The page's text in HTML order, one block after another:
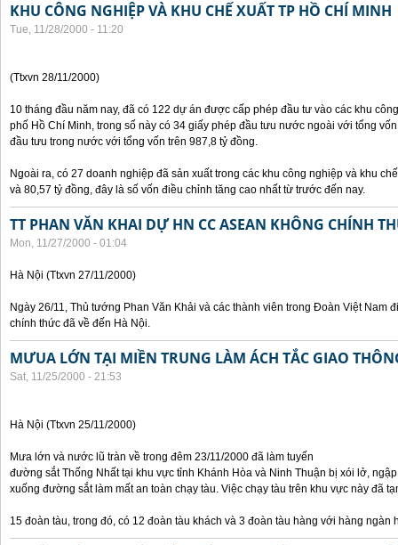
KHU CÔNG NGHIỆP VÀ KHU CHẾ XUẤT TP HỒ CHÍ MINH
Tue, 11/28/2000 - 11:20
(Ttxvn 28/11/2000)
10 tháng đầu năm nay, đã có 122 dự án được cấp phép đầu tư vào các khu
phố Hồ Chí Minh, trong số này có 34 giấy phép đầu tưu nước ngoài với tổng
đầu tưu trong nước với tổng vốn trên 987,8 tỷ đồng.
Ngoài ra, có 27 doanh nghiệp đã sản xuất trong các khu công nghiệp và khu
và 80,57 tỷ đồng, đây là số vốn điều chỉnh tăng cao nhất từ trước đến nay.
TT PHAN VĂN KHAI DỰ HN CC ASEAN KHÔNG CHÍNH
Mon, 11/27/2000 - 01:04
Hà Nội (Ttxvn 27/11/2000)
Ngày 26/11, Thủ tướng Phan Văn Khải và các thành viên trong Đoàn Việt Nam
chính thức đã về đến Hà Nội.
MƯUA LỚN TẠI MIỀN TRUNG LÀM ÁCH TẮC GIAO
Sat, 11/25/2000 - 21:53
Hà Nội (Ttxvn 25/11/2000)
Mưa lớn và nước lũ tràn về trong đêm 23/11/2000 đã làm tuyến
đường sắt Thống Nhất tại khu vực tỉnh Khánh Hòa và Ninh Thuận bị xói lở,
xuống đường sắt làm mất an toàn chạy tàu. Việc chạy tàu trên khu vực này đã
15 đoàn tàu, trong đó, có 12 đoàn tàu khách và 3 đoàn tàu hàng với hàng